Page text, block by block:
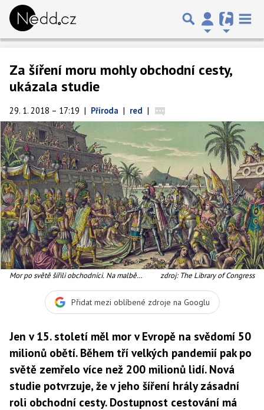
Za šíření moru mohly obchodní cesty,
ukázala studie
29. 1. 2018 – 17:19 | Příroda | red |
Mor po světě šířili obchodníci. Na malbě
zdroj: The Library of Congress
Přidat mezi oblíbené zdroje na Googlu
Jen v 15. století měl mor v Evropě na svědomí 50
milionů obětí. Během tří velkých pandemií pak po
světě zemřelo více než 200 milionů lidí. Nová
studie potvrzuje, že v jeho šíření hrály zásadní
roli obchodní cesty. Dostupnost cestování má